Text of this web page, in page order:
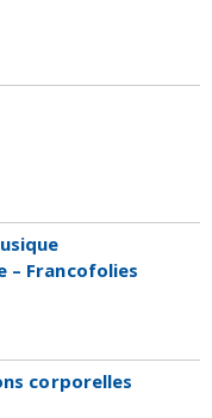
– Francofolies
corporelles